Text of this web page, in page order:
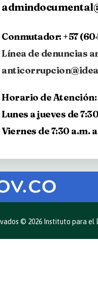
Conmutador: +57
Línea de denuncias
Horario de Atención:
Lunes a jueves de
Viernes de 7:30 a.m.
© 2026 Instituto para